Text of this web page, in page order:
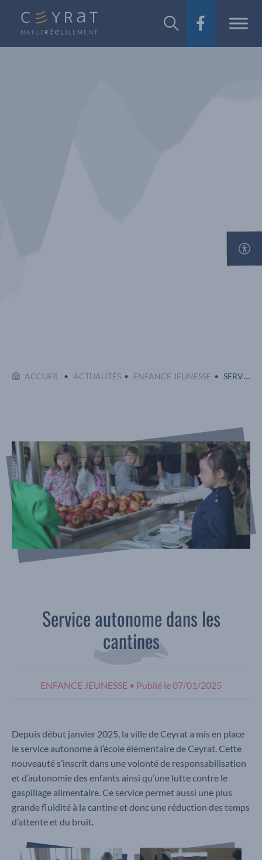
ACCUEIL ACTUALITÉS ENFANCE JEUNESSE EN
SERVICE AUTONOME DANS LES CANTINES
Service autonome dans les
cantines
ENFANCE JEUNESSE • Publié le07/01/2025
Depuis début janvier 2025, la ville de Ceyrat a mis en place
le service autonome à l’école élémentaire de Ceyrat. Cette
nouveauté s’inscrit dans une volonté de responsabilisation
et d’autonomie des enfants ainsi qu’une lutte contre le
gaspillage alimentaire. Ce service permet aussi une plus
grande fluidité à la cantine et donc une réduction des temps
d’attente et du bruit.